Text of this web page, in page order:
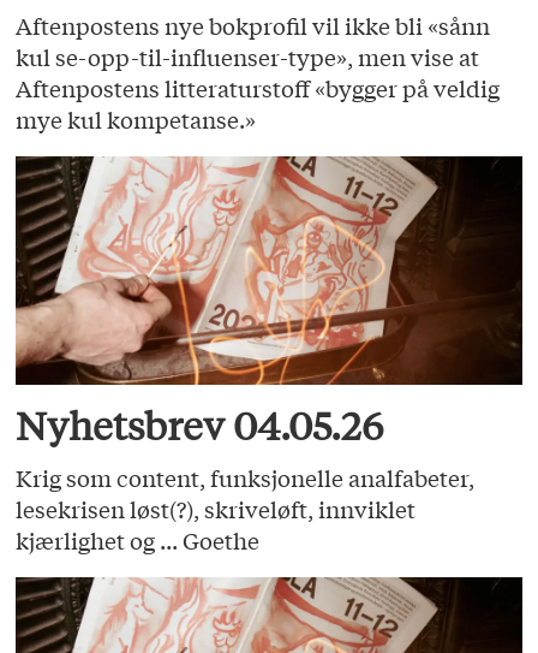
Aftenpostens nye bokprofil vil ikke bli «sånn
kul se-opp-til-influenser-type», men vise at
Aftenpostens litteraturstoff «bygger på veldig
mye kul kompetanse.»
Nyhetsbrev 04.05.26
Krig som content, funksjonelle analfabeter,
lesekrisen løst(?), skriveløft, innviklet
kjærlighet og ... Goethe